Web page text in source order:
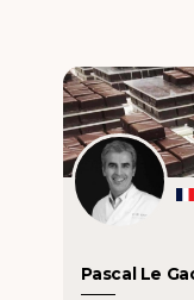
Pascal Le